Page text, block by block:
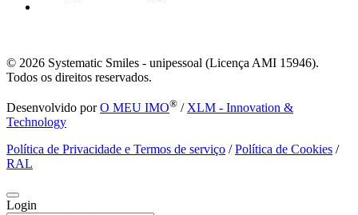
© 2026 Systematic Smiles - unipessoal (Licença AMI 15946).
Todos os direitos reservados.
Desenvolvido porO MEU IMO® / XLM - Innovation &
Technology
Política de Privacidade e Termos de serviço /Política de Cookies /
RAL
Login